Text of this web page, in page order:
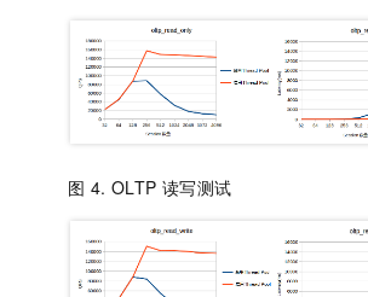
图 4. OLTP 读写测试